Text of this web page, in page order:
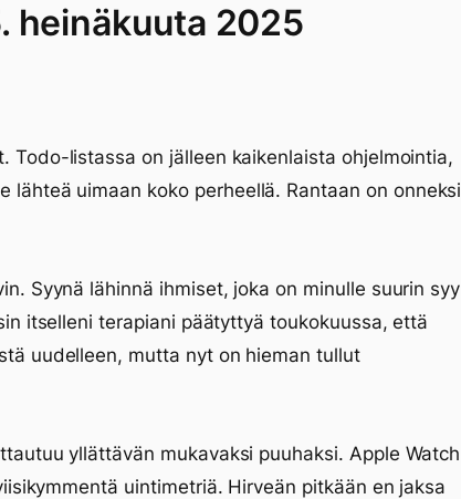
heinäkuuta 2025
Todo-listassa on jälleen kaikenlaista ohjelmointia,
lähteä uimaan koko perheellä. Rantaan on onneksi
Syynä lähinnä ihmiset, joka on minulle suurin syy
itselleni terapiani päätyttyä toukokuussa, että
uudelleen, mutta nyt on hieman tullut
yllättävän mukavaksi puuhaksi. Apple Watch
uintimetriä. Hirveän pitkään en jaksa